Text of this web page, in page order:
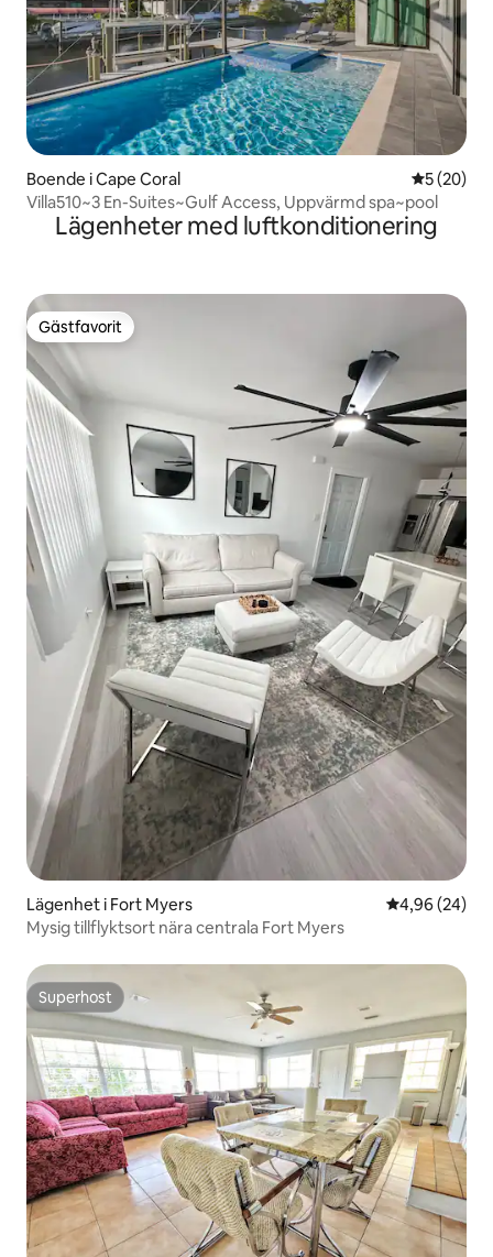
Boende i Cape Coral 5 av 5 i
5 (20)
Villa510~3 En-Suites~Gulf Access, Uppvärmd spa~pool
Lägenheter med luftkonditionering
Gästfavorit
Gästfavorit
Lägenhet i Fort Myers 4,96 av 5 i
4,96 (24)
Mysig tillflyktsort nära centrala Fort Myers
Superhost
Superhost